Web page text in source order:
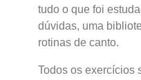
tudo o que foi
dúvidas, uma
rotinas de canto.
Todos os exercícios